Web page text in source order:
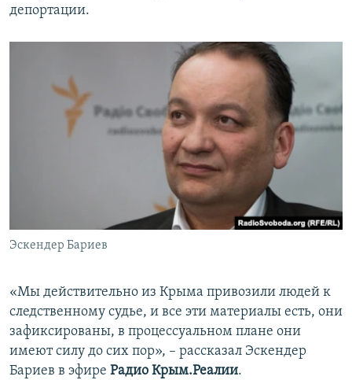
депортации.
Эскендер Бариев
«Мы действительно из Крыма привозили людей к
следственному судье, и все эти материалы есть, они
зафиксированы, в процессуальном плане они
имеют силу до сих пор», – рассказал Эскендер
Бариев в эфире Радио Крым.Реалии.